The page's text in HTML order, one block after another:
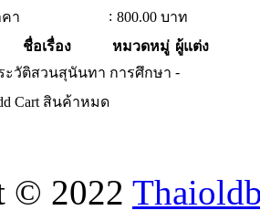
คา
: 800.00 บาท
ชื่อเรื่อง
หมวดหมู่ ผู้แต่ง
ะวัติสวนสุนันทา การศึกษา -
Cart สินค้าหมด
© 2022